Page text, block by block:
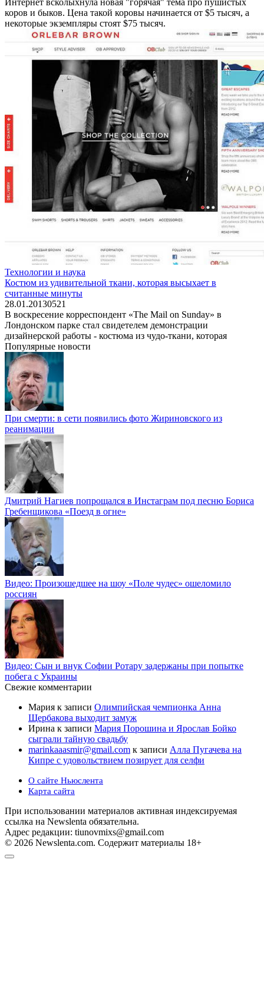
коров и быков. Цена такой коровы начинается от $5 тысяч, а
некоторые экземпляры стоят $75 тысяч.
Технологии и наука
Костюм из удивительной ткани, которая высыхает в
считанные минуты
28.01.20130521
В воскресение корреспондент «The Mail on Sunday» в
Лондонском парке стал свидетелем демонстрации
дизайнерской работы - костюма из чудо-ткани, которая
Популярные новости
При смерти: в сети появились фото Жириновского из
реанимации
Дмитрий Нагиев попрощался в Инстаграм под песню Бориса
Гребенщикова «Поезд в огне»
Видео: Произошедшее на шоу «Поле чудес» ошеломило
россиян
Видео: Сын и внук Софии Ротару задержаны при попытке
побега с Украины
Свежие комментарии
Мария к записи Олимпийская чемпионка Анна
Щербакова выходит замуж
Ирина к записи Мария Порошина и Ярослав Бойко
сыграли тайную свадьбу
marinkaaasmir@gmail.com к записи Алла Пугачева на
Кипре с удовольствием позирует для селфи
О сайте Ньюслента
Карта сайта
При использовании материалов активная индексируемая
ссылка на Newslenta обязательна.
Адрес редакции: tiunovmixs@gmail.com
© 2026 Newslenta.com. Содержит материалы 18+